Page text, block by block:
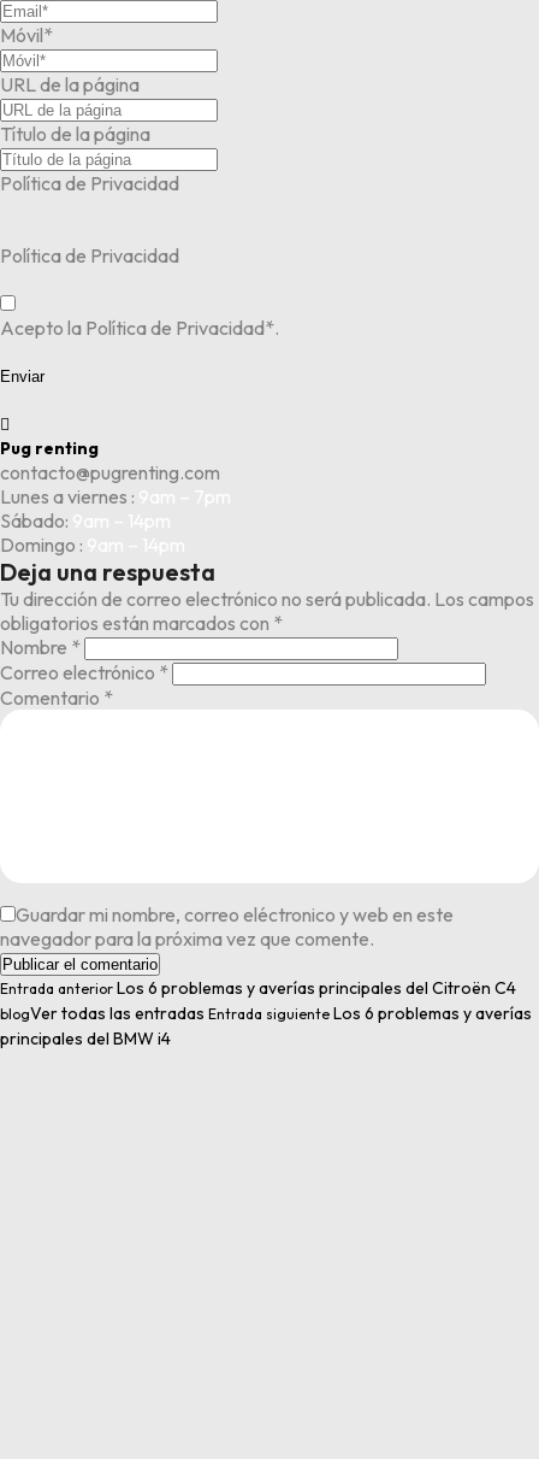
Móvil*
URL de la página
Título de la página
Política de Privacidad
Política de Privacidad
Acepto la Política de Privacidad*.
Enviar

Pug renting
contacto@pugrenting.com
Lunes a viernes :
Sábado:
Domingo :
Deja una respuesta
Tu dirección de correo electrónico no será publicada. Los campos
obligatorios están marcados con *
Nombre *
Correo electrónico *
Comentario *
Guardar mi nombre, correo eléctronico y web en este
navegador para la próxima vez que comente.
Entrada anterior Los 6 problemas y averías principales del Citroën C4
blogVer todas las entradas Entrada siguiente Los 6 problemas y averías
principales del BMW i4